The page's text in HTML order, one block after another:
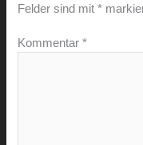
Felder sind mit*
Kommentar*